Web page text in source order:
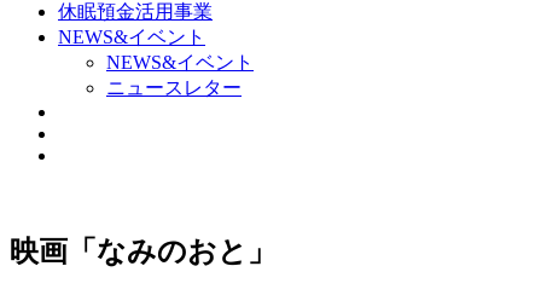
休眠預金活用事業
NEWS&イベント
NEWS&イベント
ニュースレター
映画「なみのおと」